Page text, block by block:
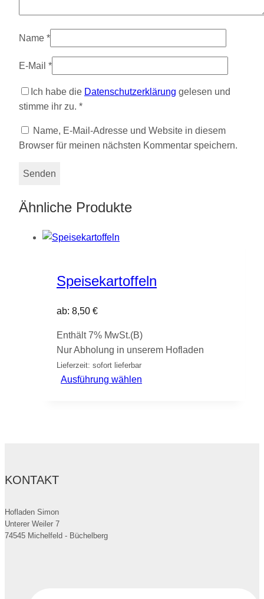
Name *
E-Mail *
Ich habe die Datenschutzerklärung gelesen und
stimme ihr zu. *
Name, E-Mail-Adresse und Website in diesem
Browser für meinen nächsten Kommentar speichern.
Ähnliche Produkte
Speisekartoffeln
ab: 8,50 €
Enthält 7% MwSt.(B)
Nur Abholung in unserem Hofladen
Lieferzeit: sofort lieferbar
Ausführung wählen
KONTAKT
Hofladen Simon
Unterer Weiler 7
74545 Michelfeld - Büchelberg